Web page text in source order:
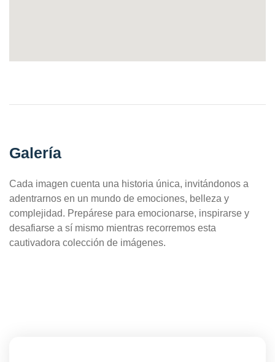
Galería
Cada imagen cuenta una historia única, invitándonos a
adentrarnos en un mundo de emociones, belleza y
complejidad. Prepárese para emocionarse, inspirarse y
desafiarse a sí mismo mientras recorremos esta
cautivadora colección de imágenes.